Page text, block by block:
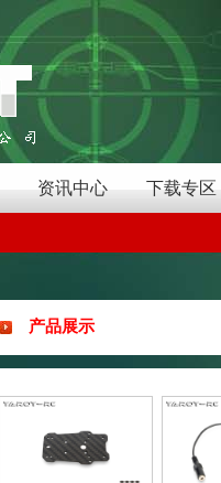
资讯中心 下载专区
产品展示